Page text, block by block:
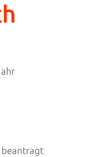
beantragt